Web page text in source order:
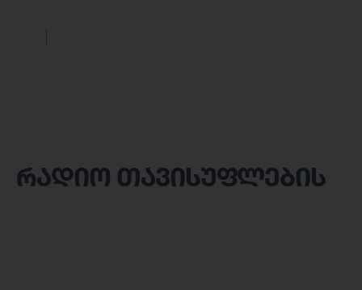
რადიო თავისუფლების